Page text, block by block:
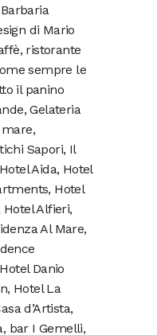
di Mario
ristorante
sempre le
il panino
Gelateria
Sapori, Il
Aida, Hotel
Hotel
Alfieri,
Al Mare,
Danio
Hotel La
d’Artista,
bar I Gemelli,